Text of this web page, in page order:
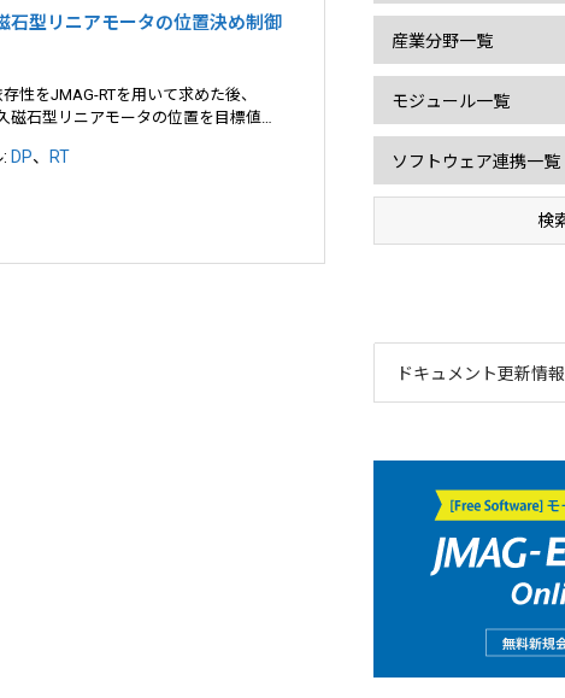
型リニアモータの位置決め制御
性をJMAG-RTを用いて求めた後、
石型リニアモータの位置を目標値…
DP、
RT
ドキュメント更新情報